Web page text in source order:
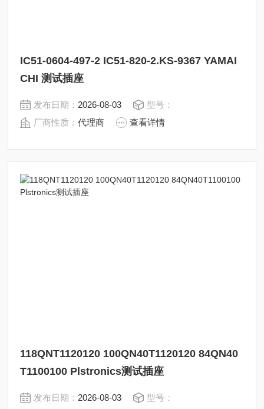
IC51-0604-497-2 IC51-820-2.KS-9367 YAMAI
CHI 测试插座
发布日期： 2026-08-03
型号：
厂商性质：代理商 查看详情
118QNT1120120 100QN40T1120120 84QN40
T1100100 Plstronics测试插座
发布日期： 2026-08-03 型号：